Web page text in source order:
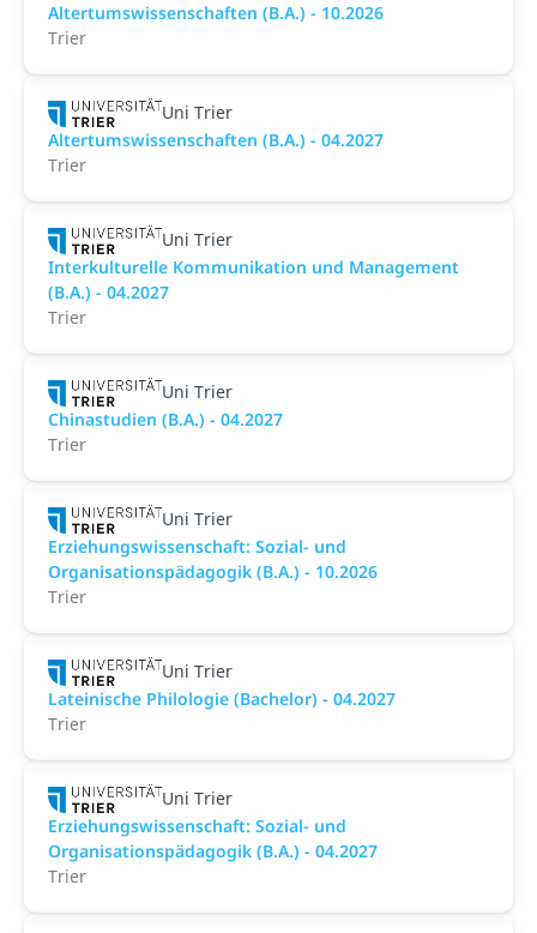
Altertumswissenschaften (B.A.) - 10.2026
Trier
Uni Trier
Altertumswissenschaften (B.A.) - 04.2027
Trier
Uni Trier
Interkulturelle Kommunikation und Management
(B.A.) - 04.2027
Trier
Uni Trier
Chinastudien (B.A.) - 04.2027
Trier
Uni Trier
Erziehungswissenschaft: Sozial- und
Organisationspädagogik (B.A.) - 10.2026
Trier
Uni Trier
Lateinische Philologie (Bachelor) - 04.2027
Trier
Uni Trier
Erziehungswissenschaft: Sozial- und
Organisationspädagogik (B.A.) - 04.2027
Trier